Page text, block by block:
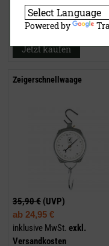
39,50 €
inklusive MwSt.exkl.
Jetzt kaufen
Zeigerschnellwaage
35,90 € (UVP)
ab 24,95 €
inklusive MwSt. exkl.
Versandkosten
Powered by